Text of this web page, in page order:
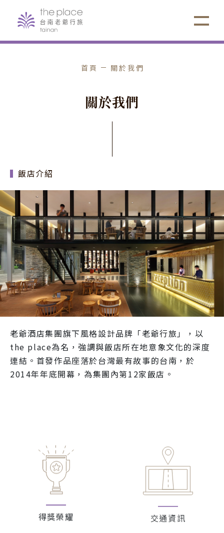
首頁 關於我們
關於我們
飯店介紹
老爺酒店集團旗下風格設計品牌「老爺行旅」，以
the place為名，強調與飯店所在地意象文化的深度
連結。首發作品座落於台灣最有故事的台南，於
2014年年底開幕，為集團內第12家飯店。
得獎榮耀 交通資訊